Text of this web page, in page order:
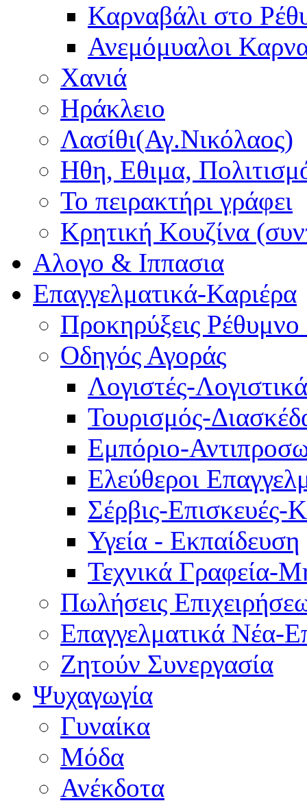
Καρναβάλι στο
Ανεμόμυαλοι
Χανιά
Ηράκλειο
Λασίθι(Αγ.Νικόλαος)
Ηθη, Εθιμα,
Το πειρακτήρι γράφει
Κρητική Κουζίνα
Αλογο & Ιππασια
Επαγγελματικά-Καριέρα
Προκηρύξεις
Οδηγός Αγοράς
Λογιστές-
Τουρισμός-
Εμπόριο-
Ελεύθεροι
Σέρβις-Επισκευές-
Υγεία - Εκπαίδευση
Τεχνικά Γραφεία-
Πωλήσεις
Επαγγελματικά Νέα-
Ζητούν Συνεργασία
Ψυχαγωγία
Γυναίκα
Μόδα
Ανέκδοτα